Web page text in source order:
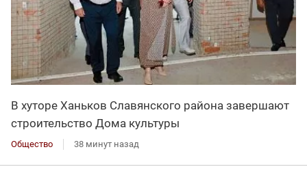
В хуторе Ханьков Славянского района завершают
строительство Дома культуры
Общество 38 минут назад